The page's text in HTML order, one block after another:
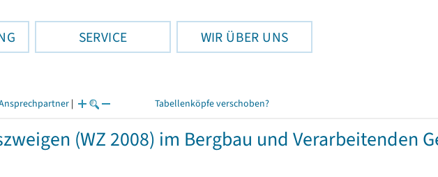
SERVICE WIR ÜBER UNS
| Tabellenköpfe verschoben?
(WZ 2008) im Bergbau und Verarbeitenden